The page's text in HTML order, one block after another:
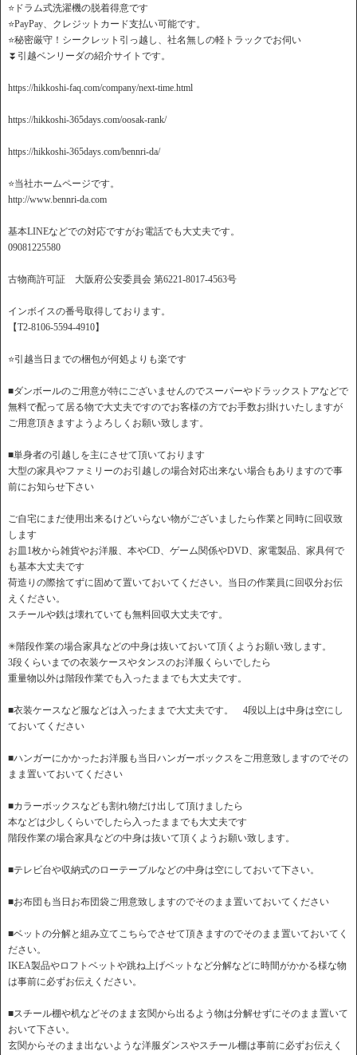
⭐️ドラム式洗濯機の脱着得意です
⭐️PayPay、クレジットカード支払い可能です。
⭐️秘密厳守！シークレット引っ越し、社名無しの軽トラックでお伺い
⏬引越ベンリーダの紹介サイトです。
https://hikkoshi-faq.com/company/next-time.html
https://hikkoshi-365days.com/oosak-rank/
https://hikkoshi-365days.com/bennri-da/
⭐️当社ホームページです。
http://www.bennri-da.com
基本LINEなどでの対応ですがお電話でも大丈夫です。
09081225580
古物商許可証 大阪府公安委員会 第6221-8017-4563号
インボイスの番号取得しております。
【T2-8106-5594-4910】
⭐️引越当日までの梱包が何処よりも楽です
■ダンボールのご用意が特にございませんのでスーパーやドラックストアなどで
無料で配って居る物で大丈夫ですのでお客様の方でお手数お掛けいたしますが
ご用意頂きますようよろしくお願い致します。
■単身者の引越しを主にさせて頂いております
大型の家具やファミリーのお引越しの場合対応出来ない場合もありますので事
前にお知らせ下さい
ご自宅にまだ使用出来るけどいらない物がございましたら作業と同時に回収致
します
お皿1枚から雑貨やお洋服、本やCD、ゲーム関係やDVD、家電製品、家具何で
も基本大丈夫です
荷造りの際捨てずに固めて置いておいてください。当日の作業員に回収分お伝
えください。
スチールや鉄は壊れていても無料回収大丈夫です。
✳︎階段作業の場合家具などの中身は抜いておいて頂くようお願い致します。
3段くらいまでの衣装ケースやタンスのお洋服くらいでしたら
重量物以外は階段作業でも入ったままでも大丈夫です。
■衣装ケースなど服などは入ったままで大丈夫です。 4段以上は中身は空にし
ておいてください
■ハンガーにかかったお洋服も当日ハンガーボックスをご用意致しますのでその
まま置いておいてください
■カラーボックスなども割れ物だけ出して頂けましたら
本などは少しくらいでしたら入ったままでも大丈夫です
階段作業の場合家具などの中身は抜いて頂くようお願い致します。
■テレビ台や収納式のローテーブルなどの中身は空にしておいて下さい。
■お布団も当日お布団袋ご用意致しますのでそのまま置いておいてください
■ベットの分解と組み立てこちらでさせて頂きますのでそのまま置いておいてく
ださい。
IKEA製品やロフトベットや跳ね上げベットなど分解などに時間がかかる様な物
は事前に必ずお伝えください。
■スチール棚や机などそのまま玄関から出るよう物は分解せずにそのまま置いて
おいて下さい。
玄関からそのまま出ないような洋服ダンスやスチール棚は事前に必ずお伝えく